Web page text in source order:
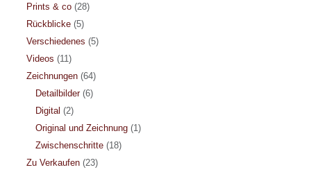
Prints & co(28)
Rückblicke(5)
Verschiedenes (5)
Videos (11)
Zeichnungen(64)
Detailbilder(6)
Digital (2)
Original und Zeichnung(1)
Zwischenschritte(18)
Zu Verkaufen(23)